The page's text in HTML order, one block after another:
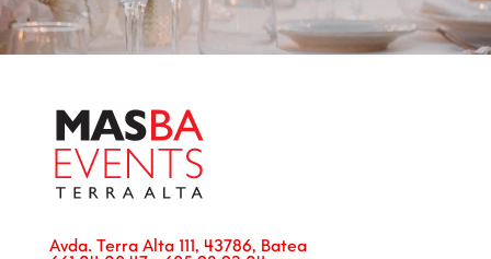
Avda. Terra Alta 111, 43786, Batea